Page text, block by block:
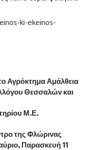
ki-ekeinos-
Αγρόκτημα Αμάλθεια
Θεσσαλών και
Μ.Ε.
της Φλώρινας
Παρασκευή 11